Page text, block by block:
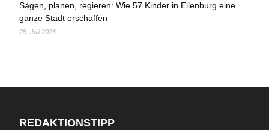
Sägen, planen, regieren: Wie 57 Kinder in Eilenburg eine
ganze Stadt erschaffen
28. Juli 2026
REDAKTIONSTIPP